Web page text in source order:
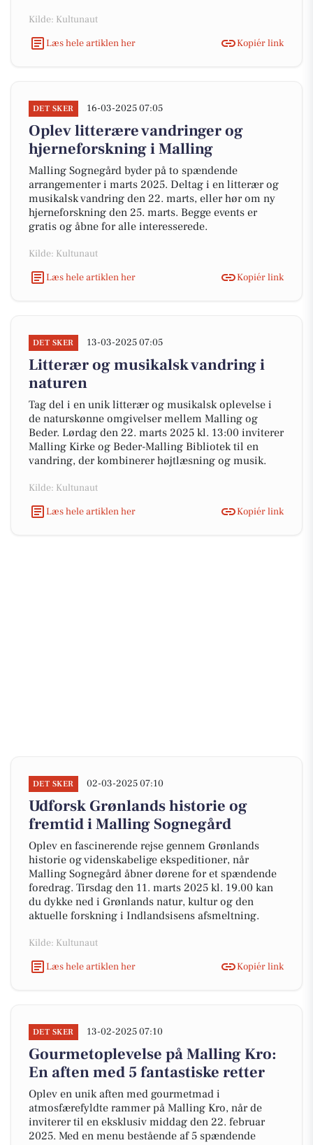
Kilde: Kultunaut
Læs hele artiklen her
Kopiér link
DET SKER 16-03-2025 07:05
Oplev litterære vandringer og
hjerneforskning i Malling
Malling Sognegård byder på to spændende
arrangementer i marts 2025. Deltag i en litterær og
musikalsk vandring den 22. marts, eller hør om ny
hjerneforskning den 25. marts. Begge events er
gratis og åbne for alle interesserede.
Kilde: Kultunaut
Læs hele artiklen her
Kopiér link
DET SKER 13-03-2025 07:05
Litterær og musikalsk vandring i
naturen
Tag del i en unik litterær og musikalsk oplevelse i
de naturskønne omgivelser mellem Malling og
Beder. Lørdag den 22. marts 2025 kl. 13:00 inviterer
Malling Kirke og Beder-Malling Bibliotek til en
vandring, der kombinerer højtlæsning og musik.
Kilde: Kultunaut
Læs hele artiklen her
Kopiér link
DET SKER 02-03-2025 07:10
Udforsk Grønlands historie og
fremtid i Malling Sognegård
Oplev en fascinerende rejse gennem Grønlands
historie og videnskabelige ekspeditioner, når
Malling Sognegård åbner dørene for et spændende
foredrag. Tirsdag den 11. marts 2025 kl. 19.00 kan
du dykke ned i Grønlands natur, kultur og den
aktuelle forskning i Indlandsisens afsmeltning.
Kilde: Kultunaut
Læs hele artiklen her
Kopiér link
DET SKER 13-02-2025 07:10
Gourmetoplevelse på Malling Kro:
En aften med 5 fantastiske retter
Oplev en unik aften med gourmetmad i
atmosfærefyldte rammer på Malling Kro, når de
inviterer til en eksklusiv middag den 22. februar
2025. Med en menu bestående af 5 spændende